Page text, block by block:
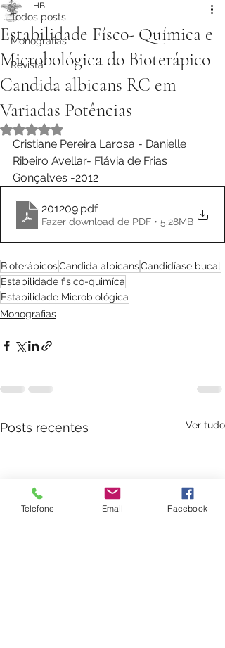
Todos posts
Monografias
Revista
Estabilidade Físco- Química e
Microbológica do Bioterápico
Candida albicans RC em
Variadas Potências
IHB
Avaliado com NaN de 5 estrelas.
Cristiane Pereira Larosa - Danielle
Ribeiro Avellar- Flávia de Frias
Gonçalves -2012
201209.pdf
Fazer download de PDF • 5.28MB
BioterápicosCandida albicansCandidíase bucal
Estabilidade fisico-quimíca
Estabilidade Microbiológica
Monografias
Posts recentes Ver tudo
Telefone Email Facebook